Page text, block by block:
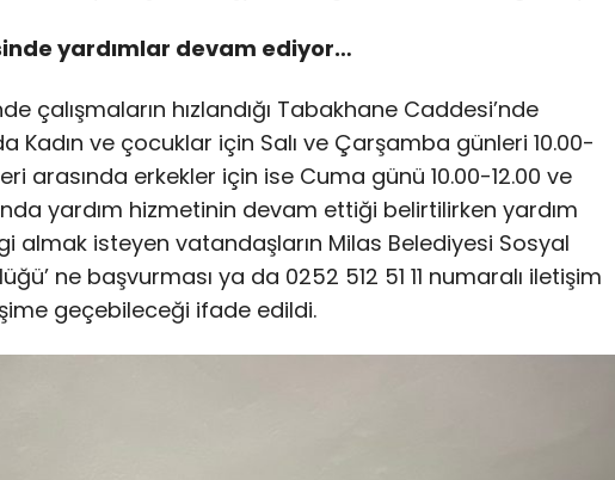
yardımlar devam ediyor…
çalışmaların hızlandığı Tabakhane Caddesi’nde
Kadın ve çocuklar için Salı ve Çarşamba günleri 10.00-
arasında erkekler için ise Cuma günü 10.00-12.00 ve
yardım hizmetinin devam ettiği belirtilirken yardım
almak isteyen vatandaşların Milas Belediyesi Sosyal
ne başvurması ya da 0252 512 51 11 numaralı iletişim
geçebileceği ifade edildi.